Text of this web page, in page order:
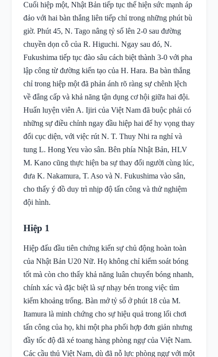
Cuối hiệp một, Nhật Bản tiếp tục thể hiện sức mạnh áp
đảo với hai bàn thắng liên tiếp chỉ trong những phút bù
giờ. Phút 45, N. Tago nâng tỷ số lên 2-0 sau đường
chuyền dọn cỗ của R. Higuchi. Ngay sau đó, N.
Fukushima tiếp tục đào sâu cách biệt thành 3-0 với pha
lập công từ đường kiến tạo của H. Hara. Ba bàn thắng
chỉ trong hiệp một đã phản ánh rõ ràng sự chênh lệch
về đẳng cấp và khả năng tận dụng cơ hội giữa hai đội.
Huấn luyện viên A. Ijiri của Việt Nam đã buộc phải có
những sự điều chỉnh ngay đầu hiệp hai để hy vọng thay
đổi cục diện, với việc rút N. T. Thuy Nhi ra nghỉ và
tung L. Hong Yeu vào sân. Bên phía Nhật Bản, HLV
M. Kano cũng thực hiện ba sự thay đổi người cùng lúc,
đưa K. Nakamura, T. Aso và N. Fukushima vào sân,
cho thấy ý đồ duy trì nhịp độ tấn công và thử nghiệm
đội hình.
Hiệp 1
Hiệp đấu đầu tiên chứng kiến sự chủ động hoàn toàn
của Nhật Bản U20 Nữ. Họ không chỉ kiểm soát bóng
tốt mà còn cho thấy khả năng luân chuyển bóng nhanh,
chính xác và đặc biệt là sự nhạy bén trong việc tìm
kiếm khoảng trống. Bàn mở tỷ số ở phút 18 của M.
Itamura là minh chứng cho sự hiệu quả trong lối chơi
tấn công của họ, khi một pha phối hợp đơn giản nhưng
đầy tốc độ đã xé toang hàng phòng ngự của Việt Nam.
Các cầu thủ Việt Nam, dù đã nỗ lực phòng ngự với một